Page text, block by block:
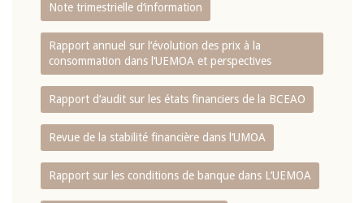
Note trimestrielle d‘information
Rapport annuel sur l‘évolution des prix à la
consommation dans l‘UEMOA et perspectives
Rapport d‘audit sur les états financiers de la BCEAO
Revue de la stabilité financière dans l‘UMOA
Rapport sur les conditions de banque dans L‘UEMOA